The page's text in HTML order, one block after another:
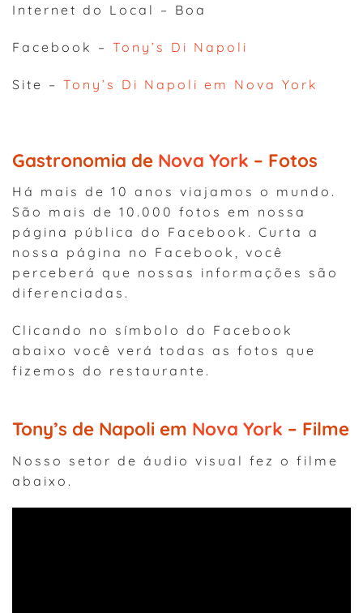
Internet do Local – Boa
Facebook – Tony’s Di Napoli
Site – Tony’s Di Napoli em Nova York
Gastronomia de Nova York – Fotos
Há mais de 10 anos viajamos o mundo.
São mais de 10.000 fotos em nossa
página pública do Facebook. Curta a
nossa página no Facebook, você
perceberá que nossas informações são
diferenciadas.
Clicando no símbolo do Facebook
abaixo você verá todas as fotos que
fizemos do restaurante.
Tony’s de Napoli em Nova York – Filme
Nosso setor de áudio visual fez o filme
abaixo.